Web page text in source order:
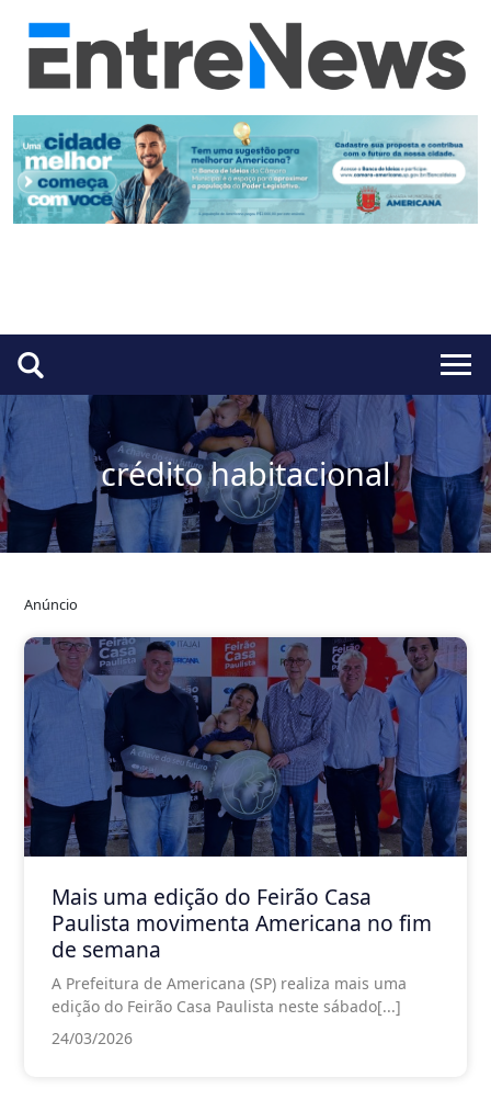
crédito habitacional
Anúncio
Mais uma edição do Feirão Casa
Paulista movimenta Americana no fim
de semana
A Prefeitura de Americana (SP) realiza mais uma
edição do Feirão Casa Paulista neste sábado[...]
24/03/2026